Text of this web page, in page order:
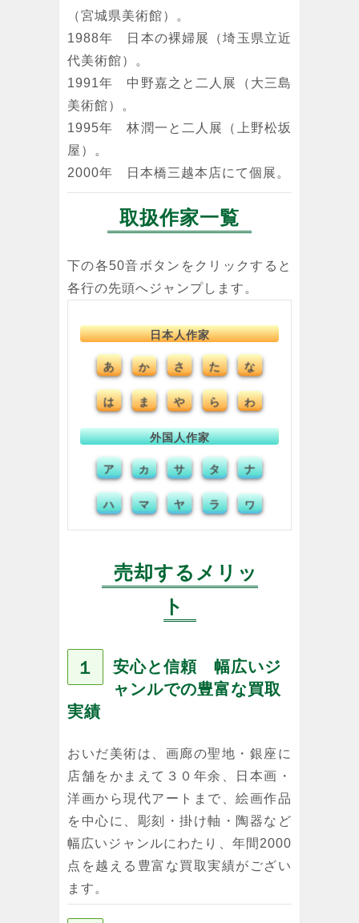
（宮城県美術館）。
1988年 日本の裸婦展（埼玉県立近
代美術館）。
1991年 中野嘉之と二人展（大三島
美術館）。
1995年 林潤一と二人展（上野松坂
屋）。
2000年 日本橋三越本店にて個展。
取扱作家一覧
下の各50音ボタンをクリックすると
各行の先頭へジャンプします。
日本人作家
あ か さ た な
は ま や ら わ
外国人作家
ア カ サ タ ナ
ハ マ ヤ ラ ワ
売却するメリッ
ト
１
安心と信頼 幅広いジ
ャンルでの豊富な買取
実績
おいだ美術は、画廊の聖地・銀座に
店舗をかまえて３０年余、日本画・
洋画から現代アートまで、絵画作品
を中心に、彫刻・掛け軸・陶器など
幅広いジャンルにわたり、年間2000
点を越える豊富な買取実績がござい
ます。